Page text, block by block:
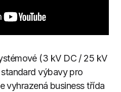
(3 kV DC / 25 kV
výbavy pro
vyhrazená business třída